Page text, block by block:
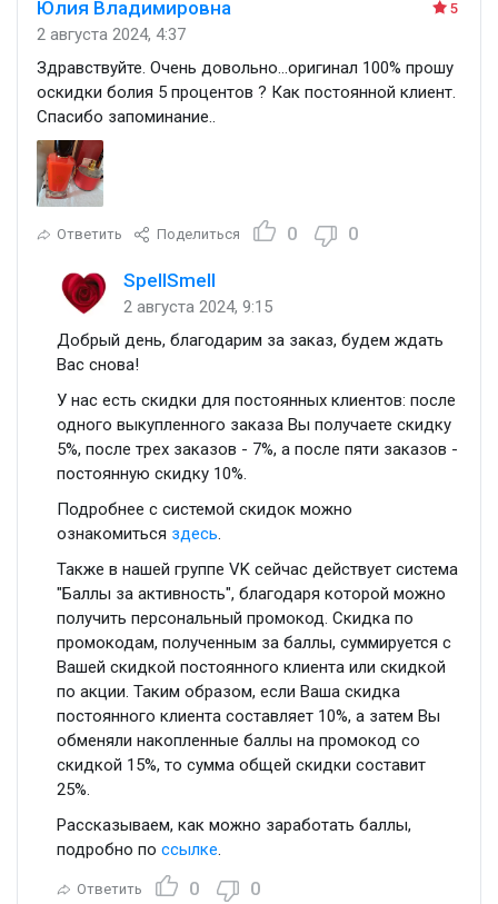
5
Юлия Владимировна
2 августа 2024, 4:37
Здравствуйте. Очень довольно...оригинал 100% прошу
оскидки болия 5 процентов ? Как постоянной клиент.
Спасибо запоминание..
Ответить Поделиться 0 0
SpellSmell
2 августа 2024, 9:15
Добрый день, благодарим за заказ, будем ждать
Вас снова!
У нас есть скидки для постоянных клиентов: после
одного выкупленного заказа Вы получаете скидку
5%, после трех заказов - 7%, а после пяти заказов -
постоянную скидку 10%.
Подробнее с системой скидок можно
ознакомиться здесь.
Также в нашей группе VK сейчас действует система
"Баллы за активность", благодаря которой можно
получить персональный промокод. Скидка по
промокодам, полученным за баллы, суммируется с
Вашей скидкой постоянного клиента или скидкой
по акции. Таким образом, если Ваша скидка
постоянного клиента составляет 10%, а затем Вы
обменяли накопленные баллы на промокод со
скидкой 15%, то сумма общей скидки составит
25%.
Рассказываем, как можно заработать баллы,
подробно по ссылке.
Ответить 0 0